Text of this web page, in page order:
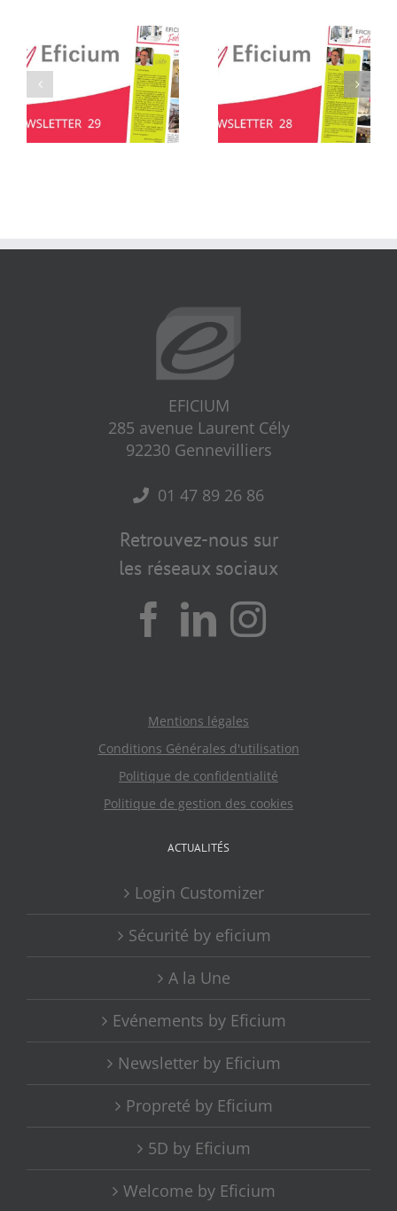
EFICIUM
285 avenue Laurent Cély
92230 Gennevilliers
01 47 89 26 86
Retrouvez-nous sur
les réseaux sociaux
Mentions légales
Conditions Générales d'utilisation
Politique de confidentialité
Politique de gestion des cookies
ACTUALITÉS
Login Customizer
Sécurité by eficium
A la Une
Evénements by Eficium
Newsletter by Eficium
Propreté by Eficium
5D by Eficium
Welcome by Eficium